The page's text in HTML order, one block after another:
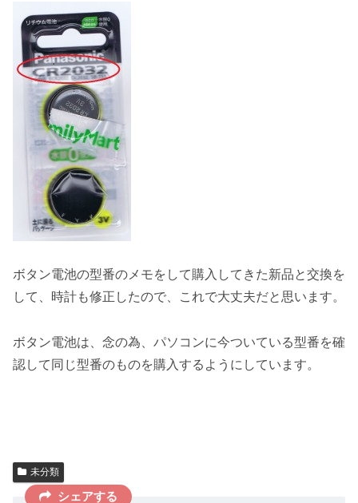
ボタン電池の型番のメモをして購入してきた新品と交換を
して、時計も修正したので、これで大丈夫だと思います。
ボタン電池は、念の為、パソコンに今ついている型番を確
認して同じ型番のものを購入するようにしています。
未分類
シェアする